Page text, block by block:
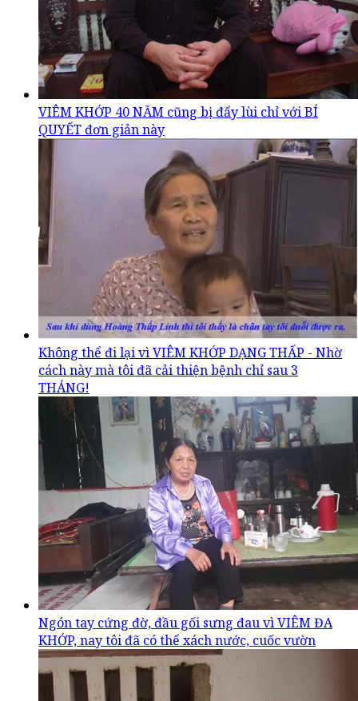
VIÊM KHỚP 40 NĂM cũng bị đẩy lùi chỉ với BÍ
QUYẾT đơn giản này
Không thể đi lại vì VIÊM KHỚP DẠNG THẤP - Nhờ
cách này mà tôi đã cải thiện bệnh chỉ sau 3
THÁNG!
Ngón tay cứng đờ, đầu gối sưng đau vì VIÊM ĐA
KHỚP, nay tôi đã có thể xách nước, cuốc vườn